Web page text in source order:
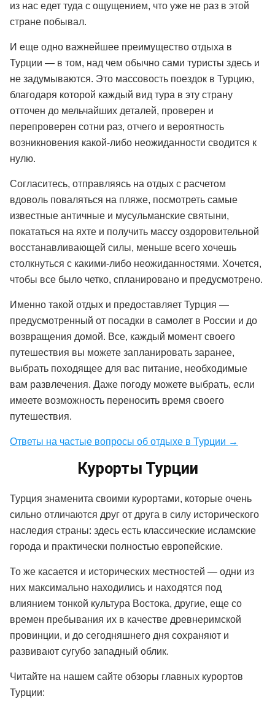
из нас едет туда с ощущением, что уже не раз в этой
стране побывал.
И еще одно важнейшее преимущество отдыха в
Турции — в том, над чем обычно сами туристы здесь и
не задумываются. Это массовость поездок в Турцию,
благодаря которой каждый вид тура в эту страну
отточен до мельчайших деталей, проверен и
перепроверен сотни раз, отчего и вероятность
возникновения какой-либо неожиданности сводится к
нулю.
Согласитесь, отправляясь на отдых с расчетом
вдоволь поваляться на пляже, посмотреть самые
известные античные и мусульманские святыни,
покататься на яхте и получить массу оздоровительной
восстанавливающей силы, меньше всего хочешь
столкнуться с какими-либо неожиданностями. Хочется,
чтобы все было четко, спланировано и предусмотрено.
Именно такой отдых и предоставляет Турция —
предусмотренный от посадки в самолет в России и до
возвращения домой. Все, каждый момент своего
путешествия вы можете запланировать заранее,
выбрать походящее для вас питание, необходимые
вам развлечения. Даже погоду можете выбрать, если
имеете возможность переносить время своего
путешествия.
Ответы на частые вопросы об отдыхе в Турции →
Курорты Турции
Турция знаменита своими курортами, которые очень
сильно отличаются друг от друга в силу исторического
наследия страны: здесь есть классические исламские
города и практически полностью европейские.
То же касается и исторических местностей — одни из
них максимально находились и находятся под
влиянием тонкой культура Востока, другие, еще со
времен пребывания их в качестве древнеримской
провинции, и до сегодняшнего дня сохраняют и
развивают сугубо западный облик.
Читайте на нашем сайте обзоры главных курортов
Турции: